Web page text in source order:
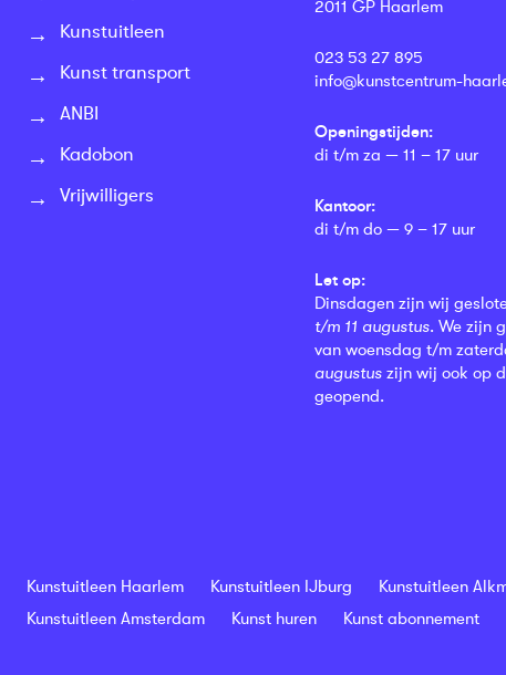
Kunstuitleen
Kunst transport
ANBI
Kadobon
Vrijwilligers
2011 GP Haarlem
023 53 27 895
info@kunstcentrum-
Openingstijden:
di t/m za — 11 – 17 uur
Kantoor:
di t/m do — 9 – 17 uur
Let op:
Dinsdagen zijn wij
t/m 11 augustus. We zijn
van woensdag t/m
augustus zijn wij ook op
geopend.
Kunstuitleen Haarlem Kunstuitleen IJburg
Kunstuitleen
Kunstuitleen Amsterdam
Kunst huren Kunst abonnement